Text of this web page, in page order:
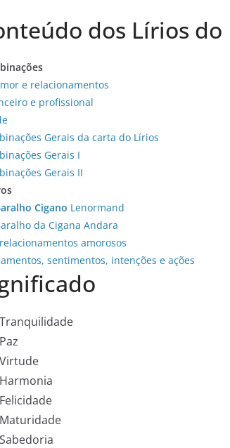
dos Lírios
e relacionamentos
e profissional
Gerais da carta do Lírios
Gerais I
Gerais II
Cigano Lenormand
da Cigana Andara
amorosos
sentimentos, intenções e ações
Tranquilidade
Paz
Virtude
Harmonia
Felicidade
Maturidade
Sabedoria